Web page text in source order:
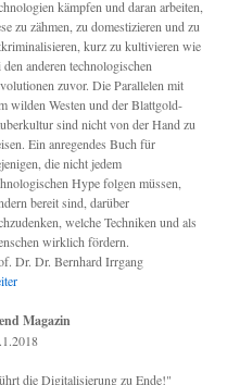
kämpfen und daran arbeiten,
zu zähmen, zu domestizieren und zu
kurz zu kultivieren wie
den anderen technologischen
zuvor. Die Parallelen mit
wilden Westen und der Blattgold-
sind nicht von der Hand zu
Ein anregendes Buch für
die nicht jedem
Hype folgen müssen,
bereit sind, darüber
welche Techniken und als
wirklich fördern.
Dr. Dr. Bernhard Irrgang
Magazin
die Digitalisierung zu Ende!"